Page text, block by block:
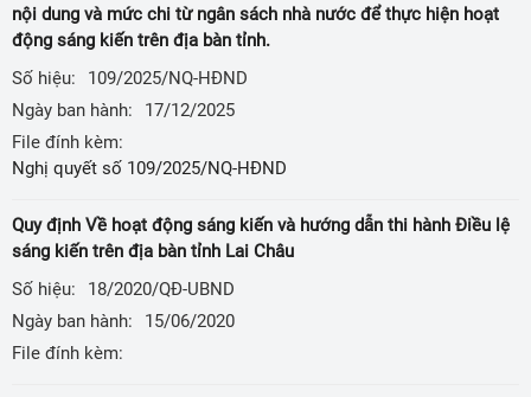
nội dung và mức chi từ ngân sách nhà nước để thực hiện hoạt
động sáng kiến trên địa bàn tỉnh.
Số hiệu:
109/2025/NQ-HĐND
Ngày ban hành:
17/12/2025
File đính kèm:
Nghị quyết số 109/2025/NQ-HĐND
Quy định Về hoạt động sáng kiến và hướng dẫn thi hành Điều lệ
sáng kiến trên địa bàn tỉnh Lai Châu
Số hiệu:
18/2020/QĐ-UBND
Ngày ban hành:
15/06/2020
File đính kèm: